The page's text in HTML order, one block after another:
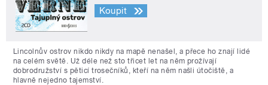
Koupit
Lincolnův ostrov nikdo nikdy na mapě nenašel, a přece ho znají lidé
na celém světě. Už déle než sto třicet let na něm prožívají
dobrodružství s pěticí trosečníků, kteří na něm našli útočiště, a
hlavně nejedno tajemství.